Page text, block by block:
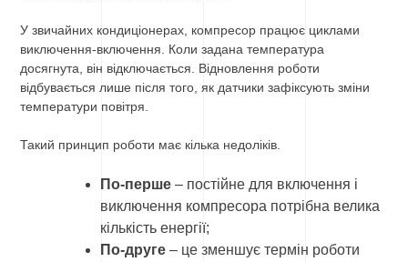
У звичайних кондиціонерах, компресор працює циклами
виключення-включення. Коли задана температура
досягнута, він відключається. Відновлення роботи
відбувається лише після того, як датчики зафіксують зміни
температури повітря.
Такий принцип роботи має кілька недоліків.
По-перше – постійне для включення і
виключення компресора потрібна велика
кількість енергії;
По-друге – це зменшує термін роботи